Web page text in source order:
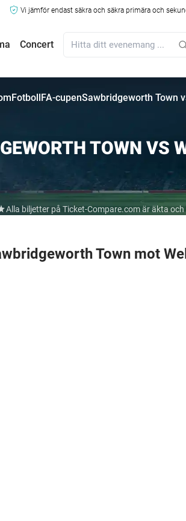
Vi jämför endast säkra och säkra primära och
Concert
FotbollFA-cupenSawbridgeworth Town
TOWN VS
Alla biljetter på Ticket-Compare.com är äkta
Town mot